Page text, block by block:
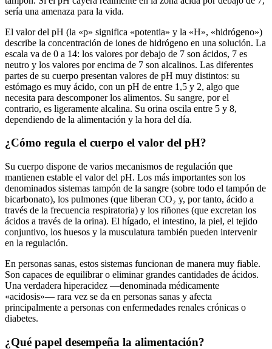
sería una amenaza para la vida.
El valor del pH (la «p» significa «potentia» y la «H», «hidrógeno»)
describe la concentración de iones de hidrógeno en una solución. La
escala va de 0 a 14: los valores por debajo de 7 son ácidos, 7 es
neutro y los valores por encima de 7 son alcalinos. Las diferentes
partes de su cuerpo presentan valores de pH muy distintos: su
estómago es muy ácido, con un pH de entre 1,5 y 2, algo que
necesita para descomponer los alimentos. Su sangre, por el
contrario, es ligeramente alcalina. Su orina oscila entre 5 y 8,
dependiendo de la alimentación y la hora del día.
¿Cómo regula el cuerpo el valor del pH?
Su cuerpo dispone de varios mecanismos de regulación que
mantienen estable el valor del pH. Los más importantes son los
denominados sistemas tampón de la sangre (sobre todo el tampón de
bicarbonato), los pulmones (que liberan CO₂ y, por tanto, ácido a
través de la frecuencia respiratoria) y los riñones (que excretan los
ácidos a través de la orina). El hígado, el intestino, la piel, el tejido
conjuntivo, los huesos y la musculatura también pueden intervenir
en la regulación.
En personas sanas, estos sistemas funcionan de manera muy fiable.
Son capaces de equilibrar o eliminar grandes cantidades de ácidos.
Una verdadera hiperacidez —denominada médicamente
«acidosis»— rara vez se da en personas sanas y afecta
principalmente a personas con enfermedades renales crónicas o
diabetes.
¿Qué papel desempeña la alimentación?